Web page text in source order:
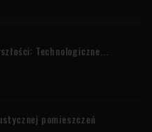
Technologiczne...
pomieszczeń